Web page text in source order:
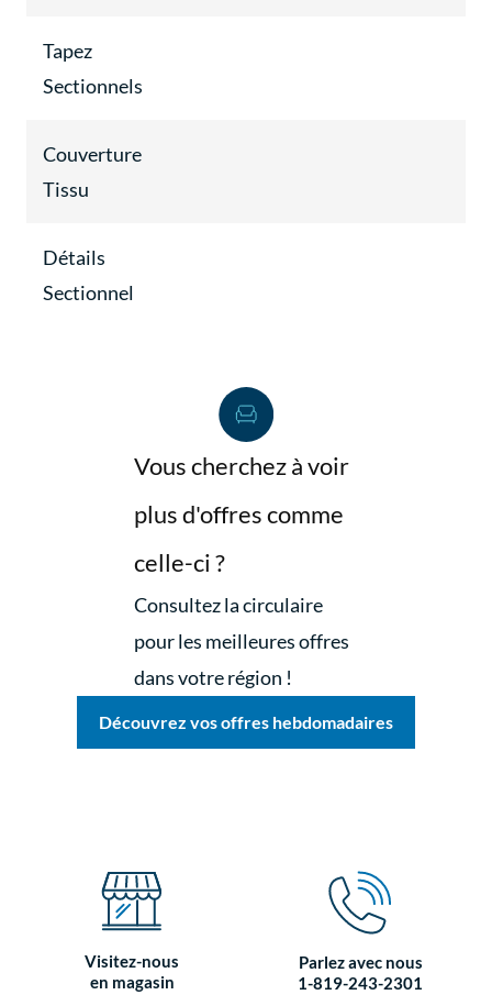
Tapez
Sectionnels
Couverture
Tissu
Détails
Sectionnel
Vous cherchez à voir
plus d'offres comme
celle-ci ?
Consultez la circulaire
pour les meilleures offres
dans votre région !
Découvrez vos offres hebdomadaires
Visitez-nous
en magasin
Parlez avec nous
1-819-243-2301